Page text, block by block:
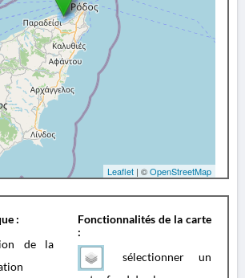
Leaflet | ©OpenStreetMap
:
de la
Fonctionnalités de la carte
:
sélectionner un